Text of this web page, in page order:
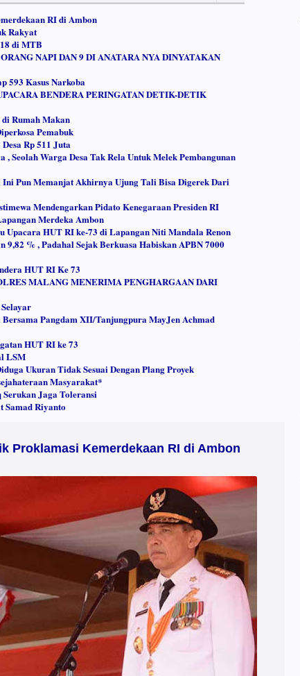
RI di Ambon
Rakyat
di MTB
NAPI DAN 9 DI ANATARA NYA DINYATAKAN
593 Kasus Narkoba
BENDERA PERINGATAN DETIK-DETIK
Rumah Makan
Pemabuk
Rp 511 Juta
, Seolah Warga Desa Tak Rela Untuk Melek Pembangunan
Pun Memanjat Akhirnya Ujung Tali Bisa Digerek Dari
Mendengarkan Pidato Kenegaraan Presiden RI
Merdeka Ambon
HUT RI ke-73 di Lapangan Niti Mandala Renon
% , Padahal Sejak Berkuasa Habiskan APBN 7000
HUT RI Ke 73
MALANG MENERIMA PENGHARGAAN DARI
Pangdam XII/Tanjungpura MayJen Achmad
HUT RI ke 73
LSM
Ukuran Tidak Sesuai Dengan Plang Proyek
Masyarakat*
Jaga Toleransi
Samad Riyanto
Proklamasi Kemerdekaan RI di Ambon